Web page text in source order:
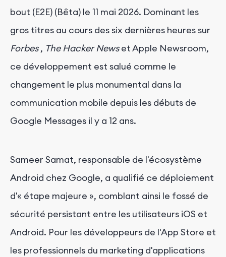
bout (E2E) (Bêta) le 11 mai 2026. Dominant les
gros titres au cours des six dernières heures sur
Forbes, The Hacker Newset Apple Newsroom,
ce développement est salué comme le
changement le plus monumental dans la
communication mobile depuis les débuts de
Google Messages il y a 12 ans.
Sameer Samat, responsable de l'écosystème
Android chez Google, a qualifié ce déploiement
d'« étape majeure », comblant ainsi le fossé de
sécurité persistant entre les utilisateurs iOS et
Android. Pour les développeurs de l'App Store et
les professionnels du marketing d'applications